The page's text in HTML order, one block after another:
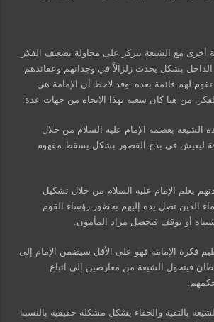
أخرى مع الشيعة تتركز على محاولة تضعيف الفكر
بشكل يحدث زلزالاً في وجدانهم وعقائدهم
لهم قائمة بعده. وقد لاحظ أن الإمامة هي
من هنا كان سعيه بهذا الاتجاه من جهات عدة:
الشيعة بعصمة الإمام عليه السلام من خلال
ليعيش في بذخ القصور بشكل يسقط مفهوم
بعلم الإمام عليه السلام من خلال تشكيل
الذين تصل يده إليهم بحضور رؤساء القوم
أو توقف فيحصل مراد المأمون.
فكرة الإمامة فهو على الأقل سيضمن الإمام إلى
فيتحول الشيعة من معارضين إلى اتباع
بالتقية والخفاء يشكل مشكلة حقيقية بالنسبة